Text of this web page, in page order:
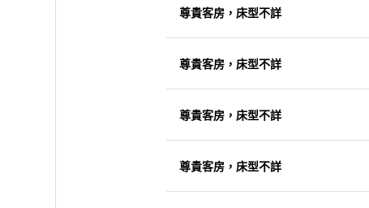
尊貴客房，床型不詳
尊貴客房，床型不詳
尊貴客房，床型不詳
尊貴客房，床型不詳